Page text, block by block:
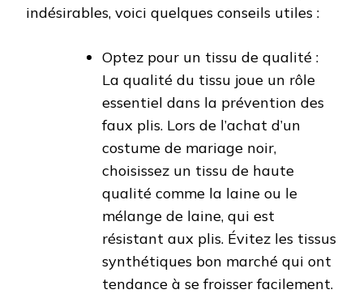
indésirables, voici quelques conseils utiles :
Optez pour un tissu de qualité :
La qualité du tissu joue un rôle
essentiel dans la prévention des
faux plis. Lors de l’achat d’un
costume de mariage noir,
choisissez un tissu de haute
qualité comme la laine ou le
mélange de laine, qui est
résistant aux plis. Évitez les tissus
synthétiques bon marché qui ont
tendance à se froisser facilement.